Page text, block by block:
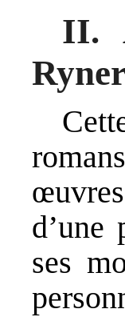
II.
Ryner
d’une
ses